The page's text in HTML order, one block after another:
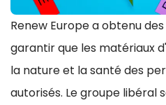
Renew Europe a obtenu
garantir que les matériaux
la nature et la santé des
autorisés. Le groupe libéral